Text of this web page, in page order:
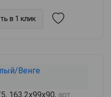
в 1 клик
163.2х99х90, арт.